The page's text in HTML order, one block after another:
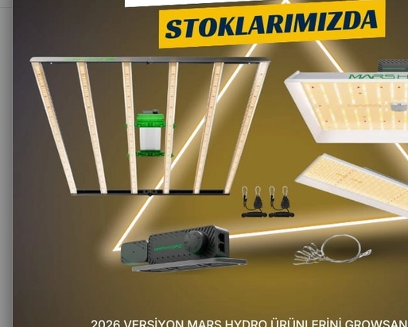
Grow Wizard
600W Manyetik
10
7.763,00 TL
6.986,70 TL
Favorilere Ekle
Yorum Yaz